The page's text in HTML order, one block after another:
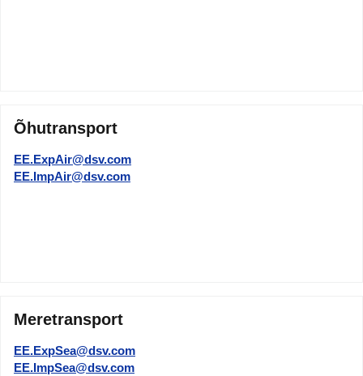
Õhutransport
EE.ExpAir@dsv.com
EE.ImpAir@dsv.com
Meretransport
EE.ExpSea@dsv.com
EE.ImpSea@dsv.com